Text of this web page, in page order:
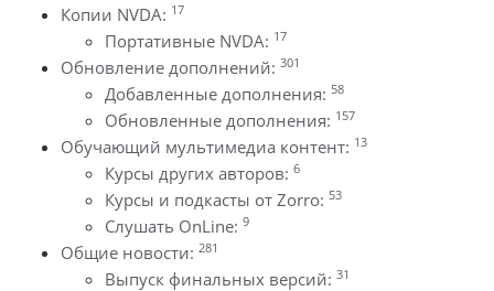
Копии NVDA: 17
Портативные NVDA: 17
Обновление дополнений: 301
Добавленные дополнения: 58
Обновленные дополнения: 157
Обучающий мультимедиа контент: 13
Курсы других авторов: 6
Курсы и подкасты от Zorro: 53
Слушать OnLine: 9
Общие новости: 281
Выпуск финальных версий: 31